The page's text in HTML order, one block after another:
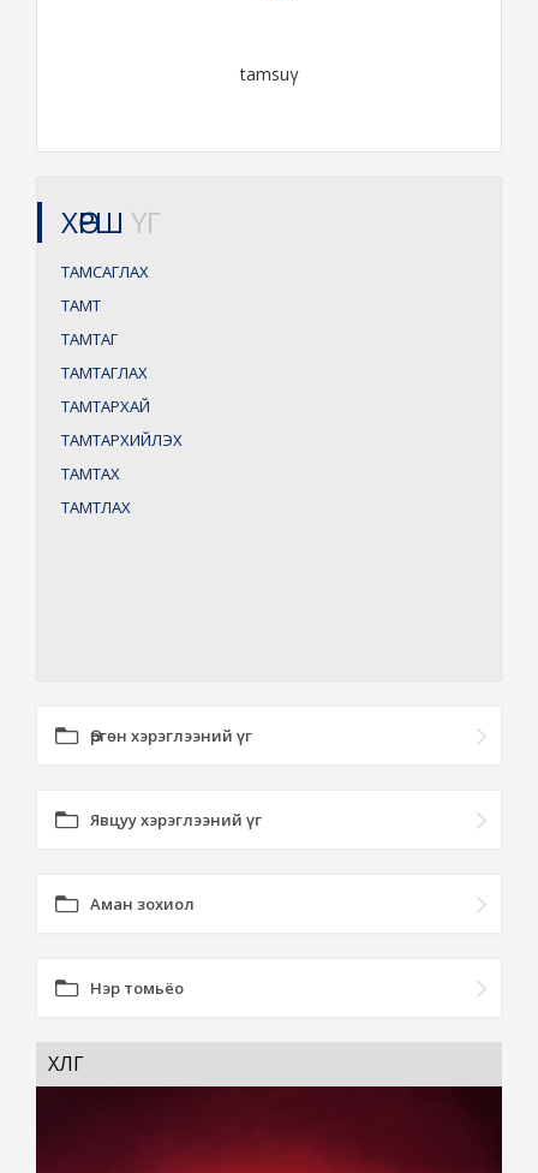
tamsuγ
ХӨРШ ҮГ
ТАМСАГЛАХ
ТАМТ
ТАМТАГ
ТАМТАГЛАХ
ТАМТАРХАЙ
ТАМТАРХИЙЛЭХ
ТАМТАХ
ТАМТЛАХ
Өргөн хэрэглээний үг
Явцуу хэрэглээний үг
Аман зохиол
Нэр томьёо
ХӨЛӨГ